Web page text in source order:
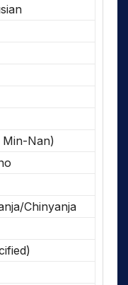
Nan)
Chinyanja